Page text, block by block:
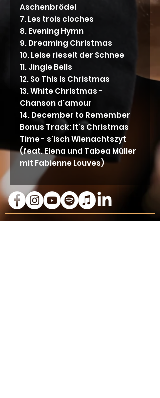
Aschenbrödel
7. Les trois cloches
8. Evening Hymn
9. Dreaming Christmas
10. Leise rieselt der Schnee
11. Jingle Bells
12. So This Is Christmas
13. White Christmas -
Chanson d'amour
14. December to Remember
Bonus Track: It's Christmas
Time - s'isch Wienachtszyt
(feat. Elena und Tabea Müller
mit Fabienne Louves)